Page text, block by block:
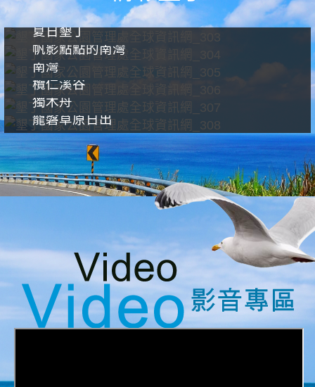
夏日墾丁
帆影點點的南灣
南灣
欖仁溪谷
獨木舟
龍磐草原日出